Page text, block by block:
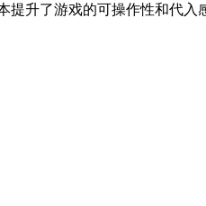
升了游戏的可操作性和代入